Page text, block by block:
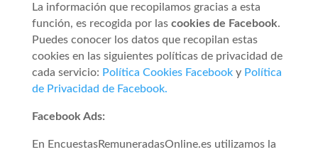
La información que recopilamos gracias a esta
función, es recogida por las cookies de Facebook.
Puedes conocer los datos que recopilan estas
cookies en las siguientes políticas de privacidad de
cada servicio: Política Cookies Facebooky Política
de Privacidad de Facebook.
Facebook Ads:
En EncuestasRemuneradasOnline.es utilizamos la